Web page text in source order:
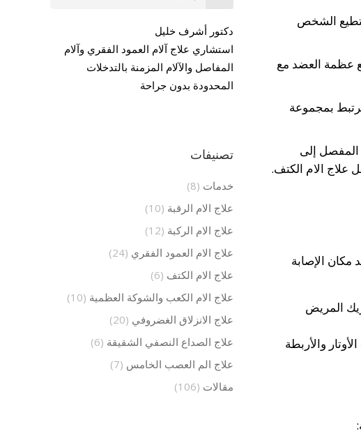
الشخص
عظمة العضد مع
بمجموعة
المفصل إلى
الام الكتف.
مكان الإصابة
المريض
والأربطة
عن:
دكتور أشرف خليل
استشاري علاج آلام العمود الفقري وآلام
المفاصل والآلام المزمنة بالتدخلات
المحدودة بدون جراحة
تصنيفات
خدمات (8)
علاج الام الرقبة (10)
علاج الام الركبة (12)
علاج الام العمود الفقري (24)
علاج الام الكتف (6)
علاج الام الكعب والشوكة العظمية (10)
علاج الانزلاق الغضروفي (20)
علاج الصداع النصفي الشقيقة (6)
علاج الم العصب الخامس (7)
مقالات (106)